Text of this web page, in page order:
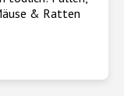
& Ratten